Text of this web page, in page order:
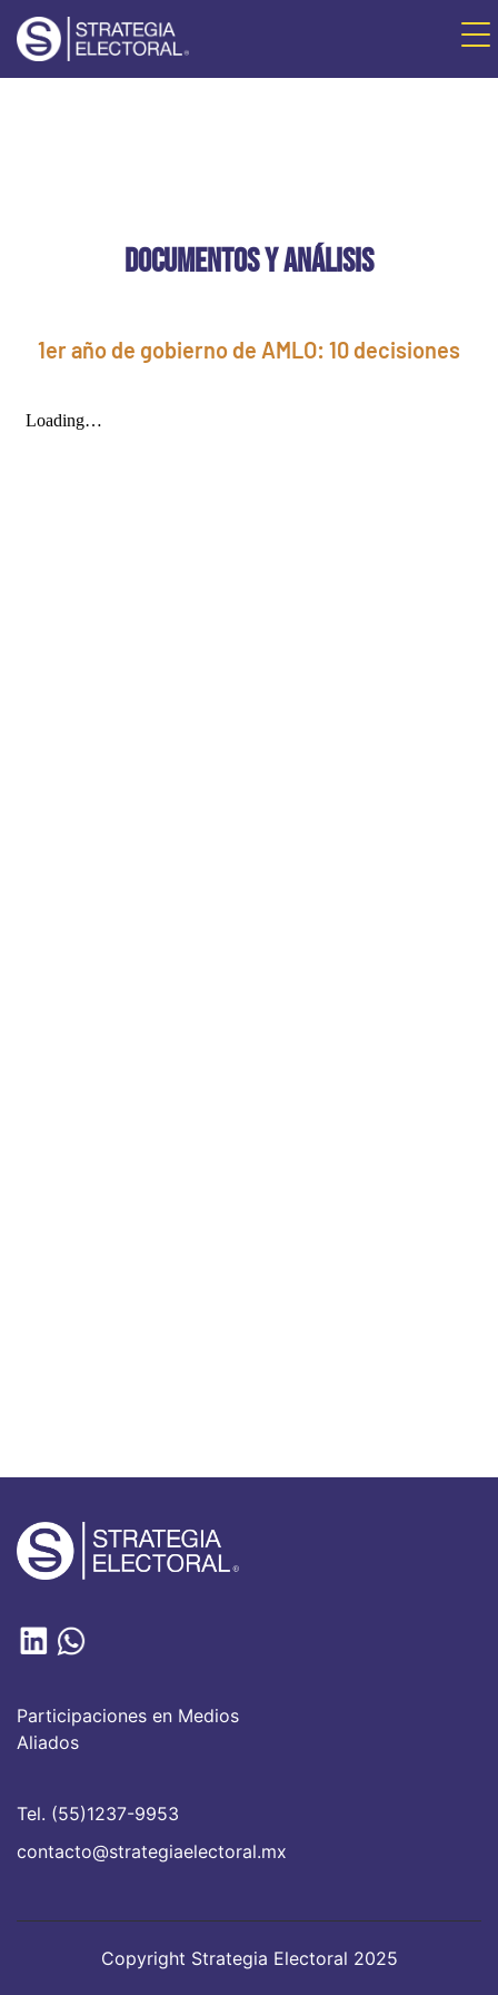
DOCUMENTOS Y ANÁLISIS
1er año de gobierno de AMLO: 10 decisiones
Participaciones en Medios
Aliados
Tel. (55)1237-9953
contacto@strategiaelectoral.mx
Copyright Strategia Electoral 2025